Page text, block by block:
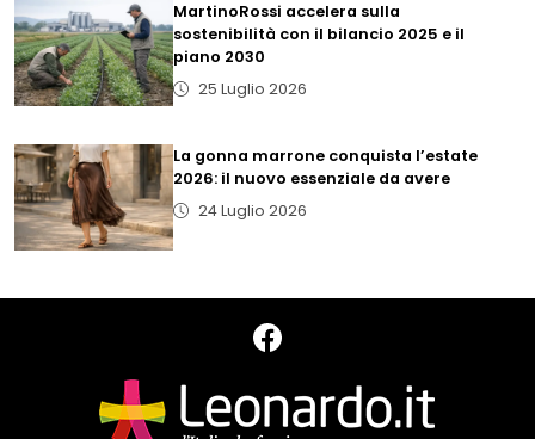
MartinoRossi accelera sulla
sostenibilità con il bilancio 2025 e il
piano 2030
25 Luglio 2026
La gonna marrone conquista l’estate
2026: il nuovo essenziale da avere
24 Luglio 2026